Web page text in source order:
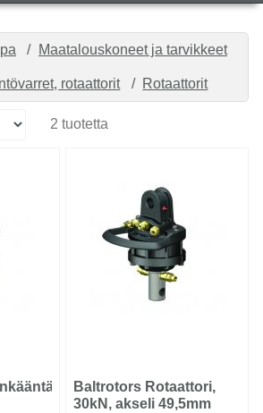
Maatalouskoneet ja tarvikkeet
rotaattorit Rotaattorit
2 tuotetta
Baltrotors Rotaattori,
30kN, akseli 49,5mm